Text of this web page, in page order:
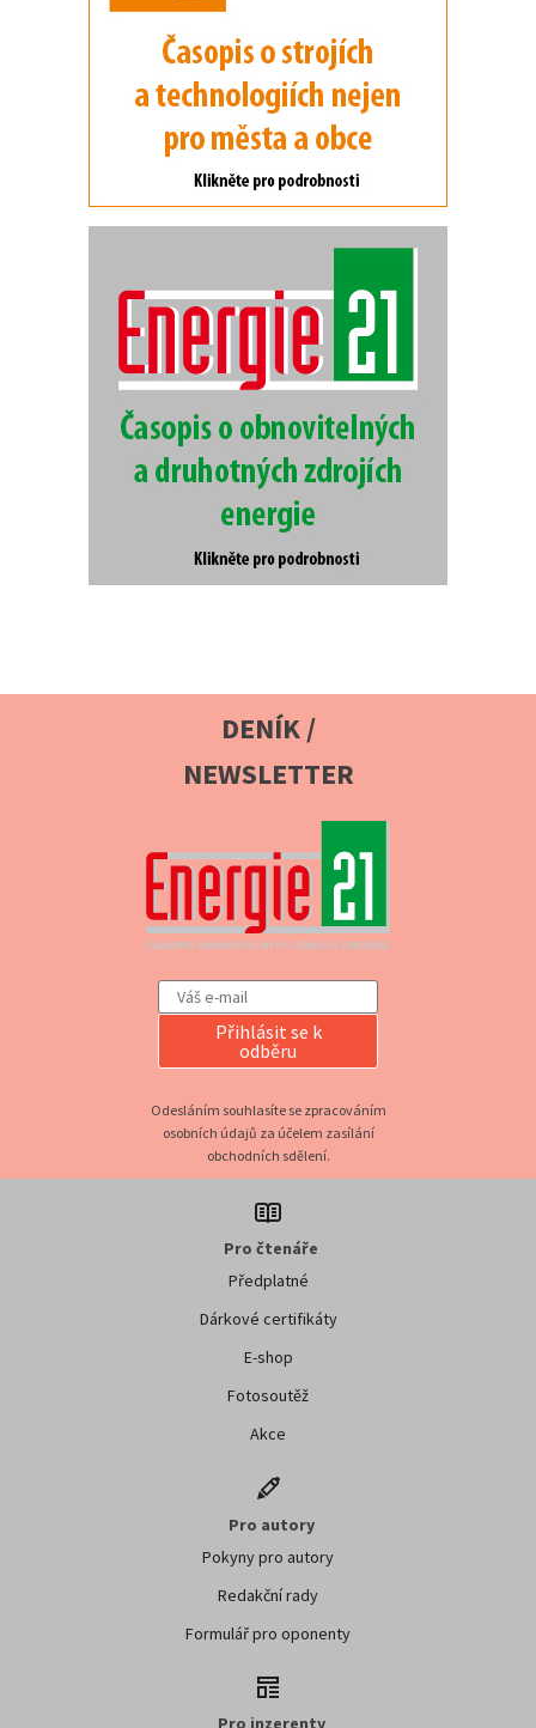
DENÍK /
NEWSLETTER
Přihlásit se k
odběru
Odesláním souhlasíte se zpracováním
osobních údajů za účelem zasílání
obchodních sdělení.
Pro čtenáře
Předplatné
Dárkové certifikáty
E-shop
Fotosoutěž
Akce
Pro autory
Pokyny pro autory
Redakční rady
Formulář pro oponenty